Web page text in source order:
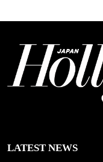
LATEST NEWS